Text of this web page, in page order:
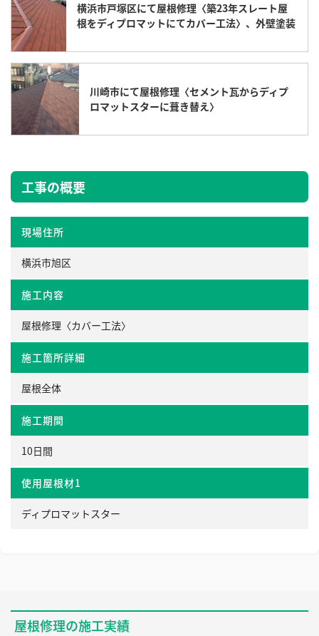
横浜市戸塚区にて屋根修理〈築23年スレート屋
根をディプロマットにてカバー工法〉、外壁塗装
川崎市にて屋根修理〈セメント瓦からディプ
ロマットスターに葺き替え〉
工事の概要
現場住所
横浜市旭区
施工内容
屋根修理〈カバー工法〉
施工箇所詳細
屋根全体
施工期間
10日間
使用屋根材1
ディプロマットスター
屋根修理の施工実績